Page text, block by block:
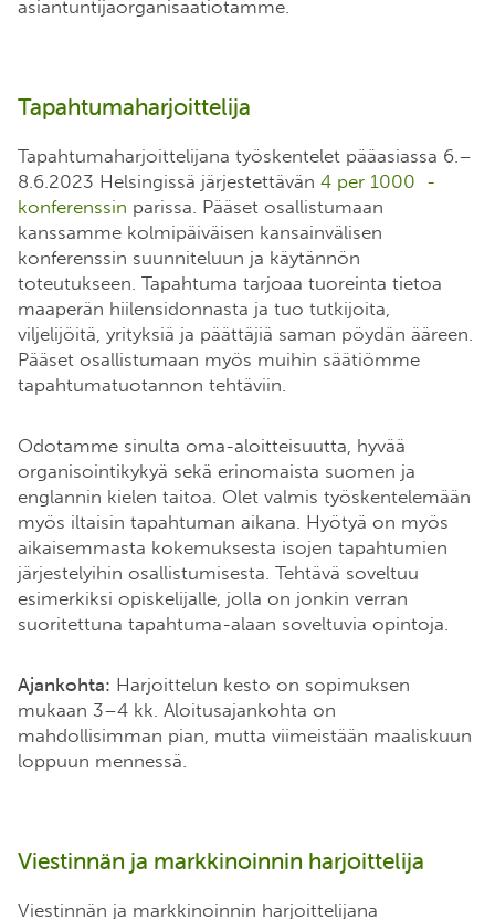
asiantuntijaorganisaatiotamme.
Tapahtumaharjoittelija
Tapahtumaharjoittelijana työskentelet pääasiassa 6.–
8.6.2023 Helsingissä järjestettävän 4 per 1000 -
konferenssin parissa. Pääset osallistumaan
kanssamme kolmipäiväisen kansainvälisen
konferenssin suunniteluun ja käytännön
toteutukseen. Tapahtuma tarjoaa tuoreinta tietoa
maaperän hiilensidonnasta ja tuo tutkijoita,
viljelijöitä, yrityksiä ja päättäjiä saman pöydän ääreen.
Pääset osallistumaan myös muihin säätiömme
tapahtumatuotannon tehtäviin.
Odotamme sinulta oma-aloitteisuutta, hyvää
organisointikykyä sekä erinomaista suomen ja
englannin kielen taitoa. Olet valmis työskentelemään
myös iltaisin tapahtuman aikana. Hyötyä on myös
aikaisemmasta kokemuksesta isojen tapahtumien
järjestelyihin osallistumisesta. Tehtävä soveltuu
esimerkiksi opiskelijalle, jolla on jonkin verran
suoritettuna tapahtuma-alaan soveltuvia opintoja.
Ajankohta: Harjoittelun kesto on sopimuksen
mukaan 3–4 kk. Aloitusajankohta on
mahdollisimman pian, mutta viimeistään maaliskuun
loppuun mennessä.
Viestinnän ja markkinoinnin harjoittelija
Viestinnän ja markkinoinnin harjoittelijana